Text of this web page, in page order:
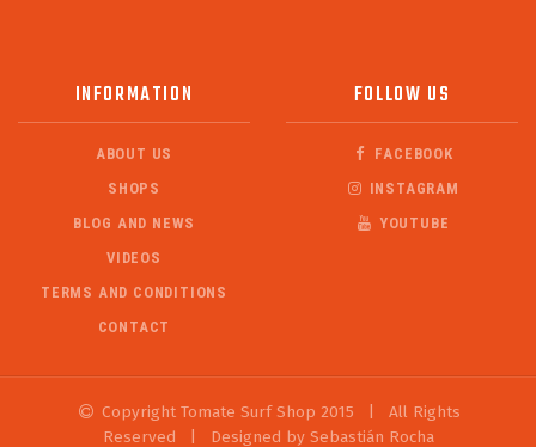
INFORMATION
ABOUT US
SHOPS
BLOG AND NEWS
VIDEOS
TERMS AND CONDITIONS
CONTACT
FOLLOW US
FACEBOOK
INSTAGRAM
YOUTUBE
Copyright Tomate Surf Shop 2015
All Rights
Reserved
Designed by Sebastián Rocha